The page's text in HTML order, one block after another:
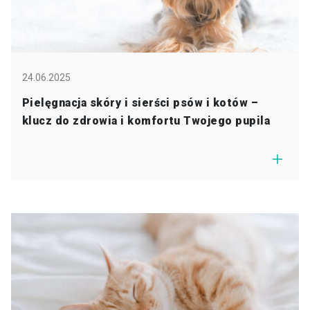
24.06.2025
Pielęgnacja skóry i sierści psów i kotów –
klucz do zdrowia i komfortu Twojego pupila